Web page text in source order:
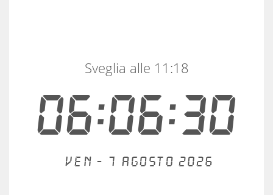
06:06:31
Sveglia alle 11:18
Ven - 7 agosto 2026